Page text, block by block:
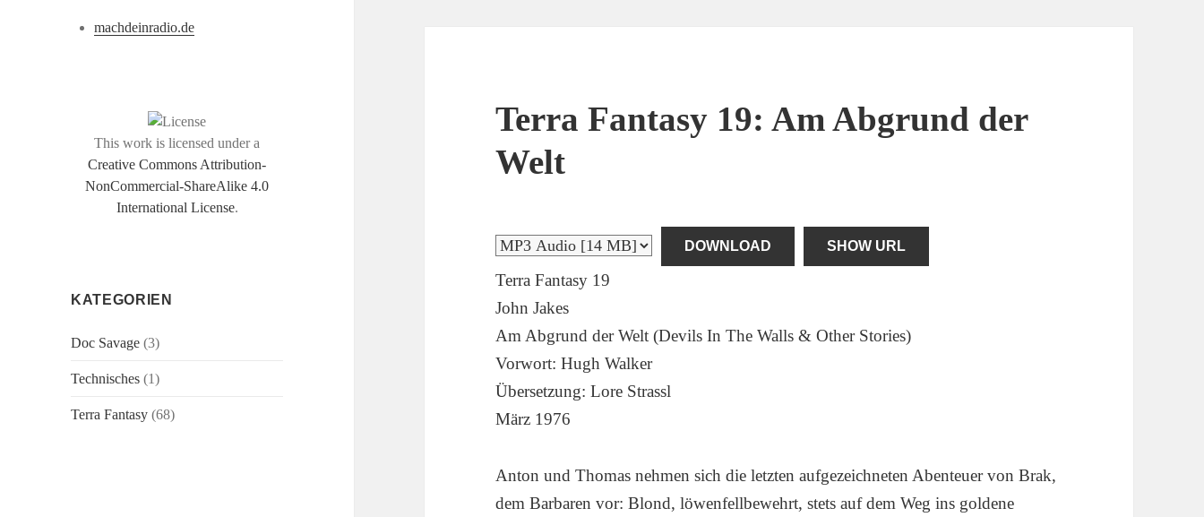
machdeinradio.de
This work is licensed under a
Creative Commons Attribution-
NonCommercial-ShareAlike 4.0
International License.
KATEGORIEN
Doc Savage (3)
Technisches (1)
Terra Fantasy (68)
Terra Fantasy 19: Am Abgrund der
Welt
DOWNLOAD SHOW URL
Terra Fantasy 19
John Jakes
Am Abgrund der Welt (Devils In The Walls & Other Stories)
Vorwort: Hugh Walker
Übersetzung: Lore Strassl
März 1976
Anton und Thomas nehmen sich die letzten aufgezeichneten Abenteuer von Brak,
dem Barbaren vor: Blond, löwenfellbewehrt, stets auf dem Weg ins goldene